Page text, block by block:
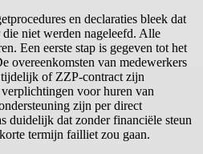
en declaraties bleek dat
niet werden nageleefd. Alle
Een eerste stap is gegeven tot het
overeenkomsten van medewerkers
tijdelijk of ZZP-contract zijn
voor huren van
zijn per direct
duidelijk dat zonder financiële steun
termijn failliet zou gaan.